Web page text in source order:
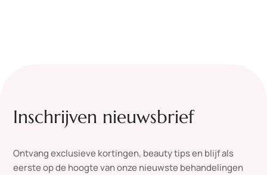
Inschrijven nieuwsbrief
Ontvang exclusieve kortingen, beauty tips en blijf als
eerste op de hoogte van onze nieuwste behandelingen